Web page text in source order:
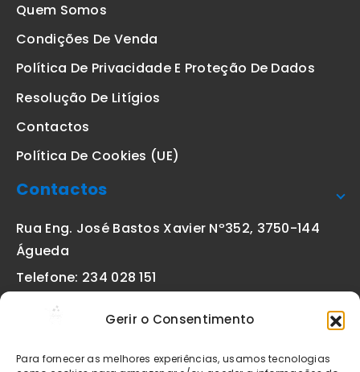
Gerir o Consentimento
Para fornecer as melhores experiências, usamos tecnologias
Quem Somos
Condições De Venda
Política De Privacidade E Proteção De Dados
Resolução De Litígios
Contactos
Política De Cookies (UE)
Contactos
Rua Eng. José Bastos Xavier Nº352, 3750-144
Águeda
Telefone: 234 028 151
geral@etiquetas-online.pt